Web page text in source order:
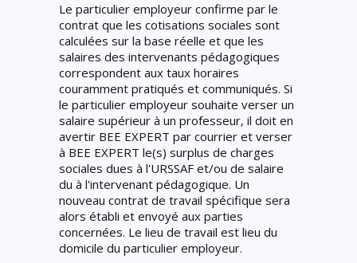
Le particulier employeur confirme par le
contrat que les cotisations sociales sont
calculées sur la base réelle et que les
salaires des intervenants pédagogiques
correspondent aux taux horaires
couramment pratiqués et communiqués. Si
le particulier employeur souhaite verser un
salaire supérieur à un professeur, il doit en
avertir BEE EXPERT par courrier et verser
à BEE EXPERT le(s) surplus de charges
sociales dues à l'URSSAF et/ou de salaire
du à l'intervenant pédagogique. Un
nouveau contrat de travail spécifique sera
alors établi et envoyé aux parties
concernées. Le lieu de travail est lieu du
domicile du particulier employeur.